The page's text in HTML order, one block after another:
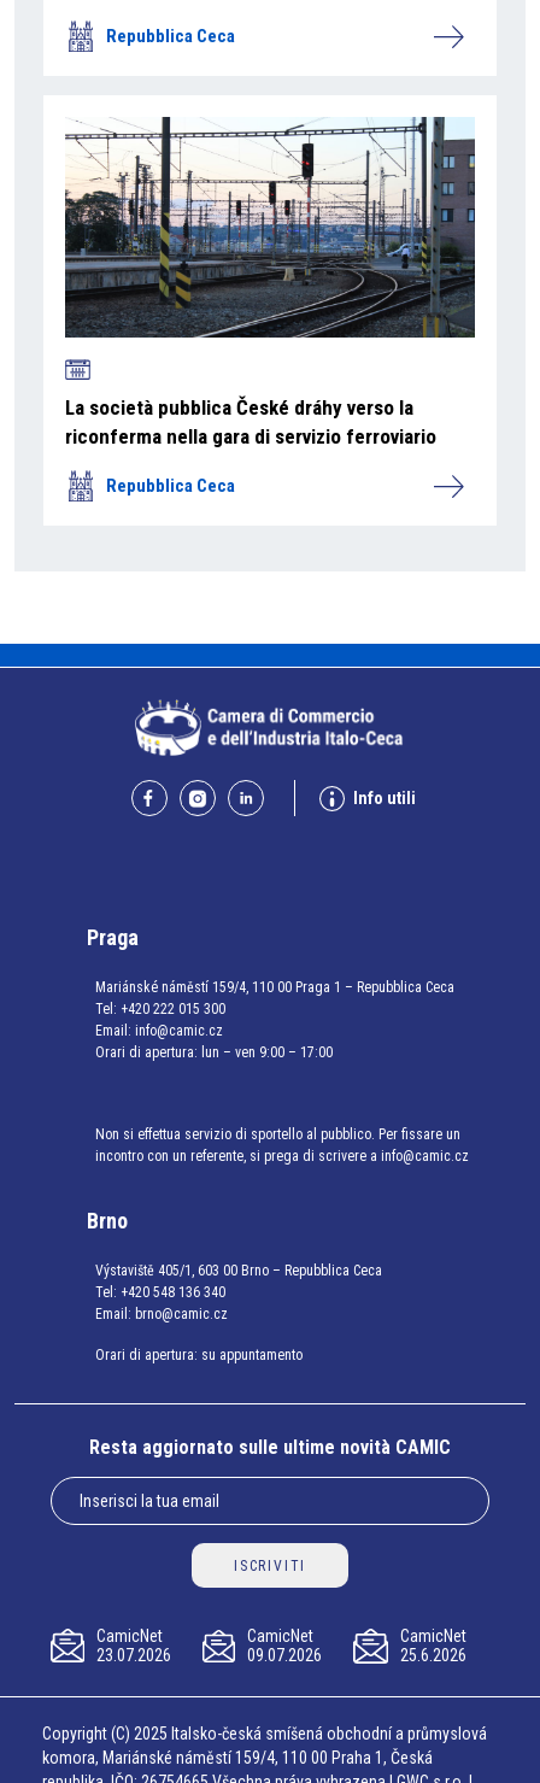
Repubblica Ceca
La società pubblica České dráhy verso la
riconferma nella gara di servizio ferroviario
Repubblica Ceca
Info utili
Praga
Mariánské náměstí 159/4, 110 00 Praga 1 – Repubblica Ceca
Tel: +420 222 015 300
Email: info@camic.cz
Orari di apertura: lun – ven 9:00 – 17:00
Non si effettua servizio di sportello al pubblico. Per fissare un
incontro con un referente, si prega di scrivere a info@camic.cz
Brno
Výstaviště 405/1, 603 00 Brno – Repubblica Ceca
Tel: +420 548 136 340
Email: brno@camic.cz
Orari di apertura: su appuntamento
Resta aggiornato sulle ultime novità CAMIC
ISCRIVITI
CamicNet
23.07.2026
CamicNet
09.07.2026
CamicNet
25.6.2026
Copyright (C) 2025 Italsko-česká smíšená obchodní a průmyslová
komora, Mariánské náměstí 159/4, 110 00 Praha 1, Česká